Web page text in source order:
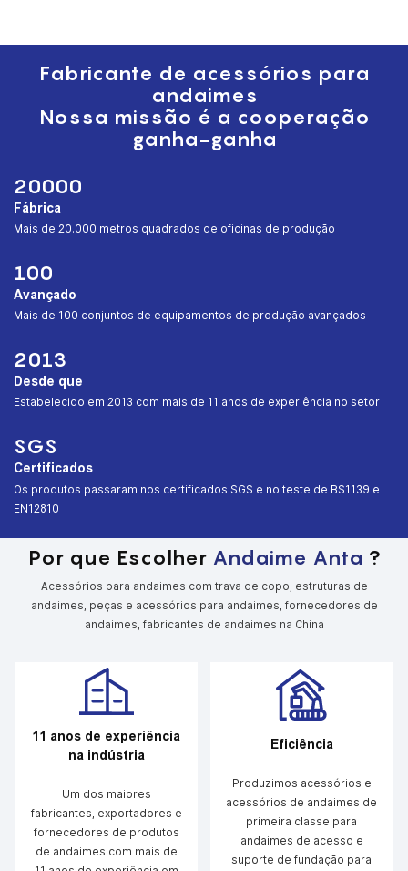
Fabricante de acessórios para
andaimes
Nossa missão é a cooperação
ganha-ganha
20000
Fábrica
︎Mais de 20.000 metros quadrados de oficinas de produção
100
Avançado
︎Mais de 100 conjuntos de equipamentos de produção avançados
2013
Desde que
︎Estabelecido em 2013 com mais de 11 anos de experiência no setor
SGS
Certificados
︎Os produtos passaram nos certificados SGS e no teste de BS1139 e
EN12810
Por que Escolher Andaime Anta ?
Acessórios para andaimes com trava de copo, estruturas de
andaimes, peças e acessórios para andaimes, fornecedores de
andaimes, fabricantes de andaimes na China
11 anos de experiência
na indústria
Um dos maiores
fabricantes, exportadores e
fornecedores de produtos
de andaimes com mais de
Eficiência
Produzimos acessórios e
acessórios de andaimes de
primeira classe para
andaimes de acesso e
suporte de fundação para